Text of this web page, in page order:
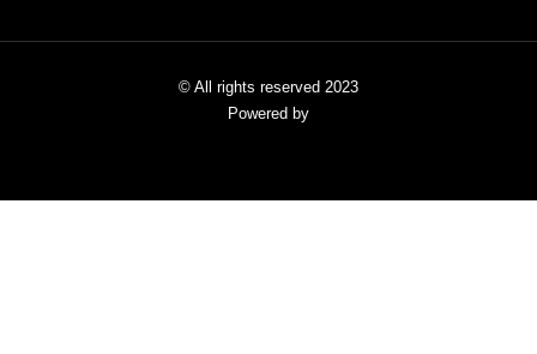
© All rights reserved 2023
Powered by